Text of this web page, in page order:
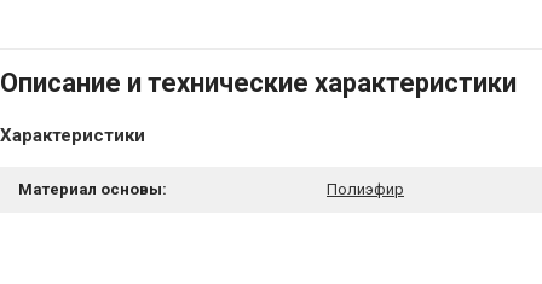
Описание и технические характеристики
Характеристики
Материал основы: Полиэфир